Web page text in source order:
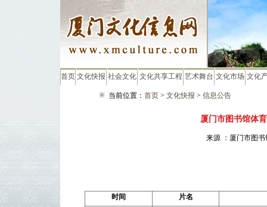
首页 文化快报 社会文化 文化共享工程 艺术舞台 文化市场 文化
当前位置： 首页> 文化快报 > 信息公告
厦门市图书馆体
来源 ：厦门市图书
时间
片名